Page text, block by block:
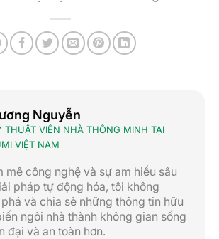
Nguyễn
THUẬT VIÊN NHÀ THÔNG MINH TẠI
VIỆT NAM
mê công nghệ và sự am hiểu sâu
pháp tự động hóa, tôi không
và chia sẻ những thông tin hữu
ngôi nhà thành không gian sống
đại và an toàn hơn.